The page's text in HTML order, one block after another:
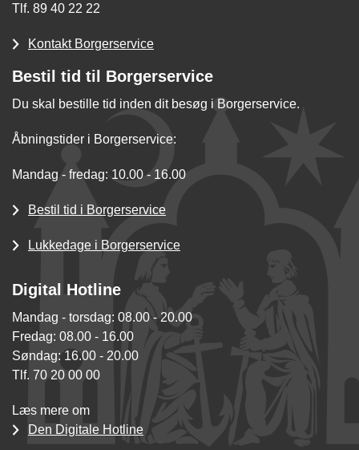
Tlf. 89 40 22 22
Kontakt Borgerservice
Bestil tid til Borgerservice
Du skal bestille tid inden dit besøg i Borgerservice.
Åbningstider i Borgerservice:
Mandag - fredag: 10.00 - 16.00
Bestil tid i Borgerservice
Lukkedage i Borgerservice
Digital Hotline
Mandag - torsdag: 08.00 - 20.00
Fredag: 08.00 - 16.00
Søndag: 16.00 - 20.00
Tlf. 70 20 00 00
Læs mere om
Den Digitale Hotline